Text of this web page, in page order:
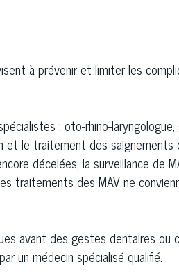
à prévenir et limiter les
: oto-rhino-
et le traitement des saignements
décelées, la surveillance de
traitements des MAV ne
avant des gestes dentaires ou
un médecin spécialisé qualifié.